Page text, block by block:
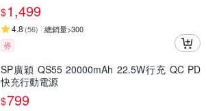
$1,499
4.8 (56) 總銷量>300
券
SP廣穎 QS55 20000mAh 22.5W行充 QC PD
快充行動電源
$799